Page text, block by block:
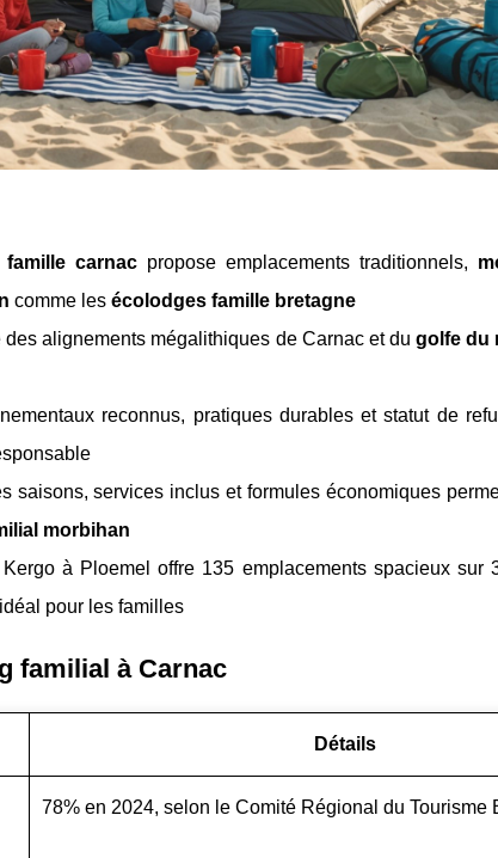
famille carnac propose emplacements traditionnels,
comme les écolodges famille bretagne
des alignements mégalithiques de Carnac et du golfe du
reconnus, pratiques durables et statut de
saisons, services inclus et formules économiques
morbihan
à Ploemel offre 135 emplacements spacieux sur
idéal pour les familles
familial à Carnac
Détails
78% en 2024, selon le Comité Régional du Tourisme